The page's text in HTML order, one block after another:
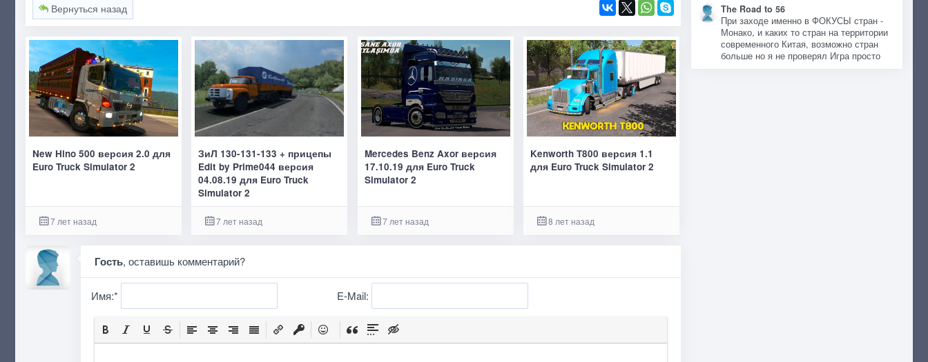
Вернуться назад
New Hino 500 версия 2.0 для
Euro Truck Simulator 2
7 лет назад
ЗиЛ 130-131-133 + прицепы
Edit by Prime044 версия
04.08.19 для Euro Truck
Simulator 2
7 лет назад
Mercedes Benz Axor версия
17.10.19 для Euro Truck
Simulator 2
7 лет назад
Kenworth T800 версия 1.1
для Euro Truck Simulator 2
8 лет назад
Гость, оставишь комментарий?
Имя:* E-Mail:
The Road to 56
При заходе именно в ФОКУСЫ стран -
Монако, и каких то стран на территории
современного Китая, возможно стран
больше но я не проверял Игра просто